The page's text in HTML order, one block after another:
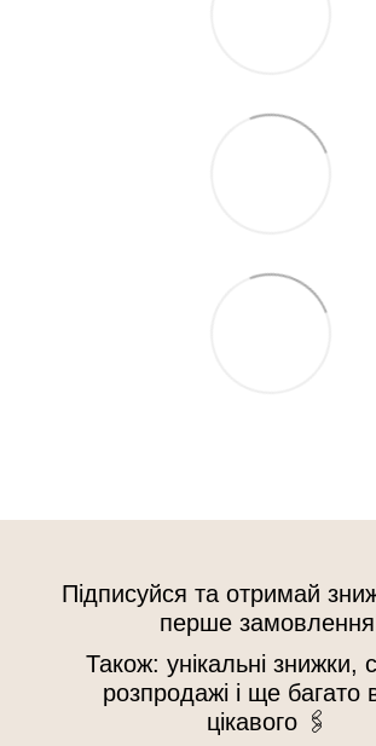
Підписуйся та отримай
перше
Також: унікальні знижки,
розпродажі і ще багато
цікавого 🖇